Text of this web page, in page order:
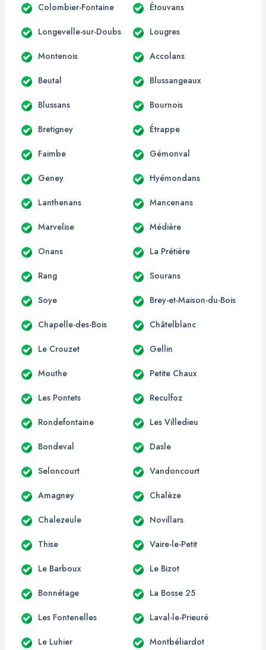
Colombier-Fontaine Étouvans
Longevelle-sur-Doubs Lougres
Montenois Accolans
Beutal Blussangeaux
Blussans Bournois
Bretigney Étrappe
Faimbe Gémonval
Geney Hyémondans
Lanthenans Mancenans
Marvelise Médière
Onans La Prétière
Rang Sourans
Soye Brey-et-Maison-du-Bois
Chapelle-des-Bois Châtelblanc
Le Crouzet Gellin
Mouthe Petite Chaux
Les Pontets Reculfoz
Rondefontaine Les Villedieu
Bondeval Dasle
Seloncourt Vandoncourt
Amagney Chalèze
Chalezeule Novillars
Thise Vaire-le-Petit
Le Barboux Le Bizot
Bonnétage La Bosse 25
Les Fontenelles Laval-le-Prieuré
Le Luhier Montbéliardot